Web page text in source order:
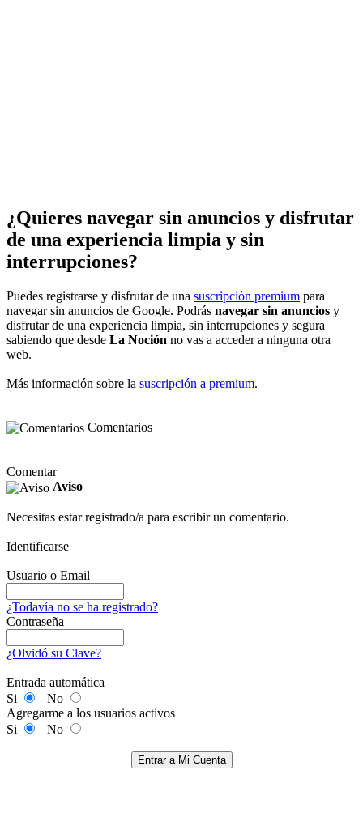
¿Quieres navegar sin anuncios y disfrutar
de una experiencia limpia y sin
interrupciones?
Puedes registrarse y disfrutar de una suscripción premium para
navegar sin anuncios de Google. Podrás navegar sin anuncios y
disfrutar de una experiencia limpia, sin interrupciones y segura
sabiendo que desde La Noción no vas a acceder a ninguna otra
web.
Más información sobre la suscripción a premium.
Comentarios
Comentar
Aviso
Necesitas estar registrado/a para escribir un comentario.
Identificarse
Usuario o Email
¿Todavía no se ha registrado?
Contraseña
¿Olvidó su Clave?
Entrada automática
Si
No
Agregarme a los usuarios activos
Si
No
Entrar a Mi Cuenta